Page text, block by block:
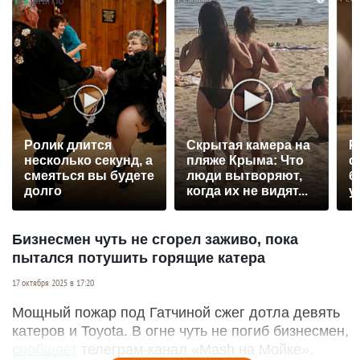
Ролик длится
несколько секунд, а
смеяться вы будете
долго
Скрытая камера на
пляже Крыма: Что
люди вытворяют,
когда их не видят...
Бизнесмен чуть не сгорел заживо, пока
пытался потушить горящие катера
17 октября 2025 в 17:20
Мощный пожар под Гатчиной сжег дотла девять
катеров и Toyota. В огне чуть не погиб бизнесмен,
сообщает
телеграм-канал «Mash на Мойке».